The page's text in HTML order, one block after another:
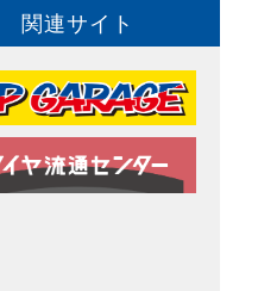
関連サイト